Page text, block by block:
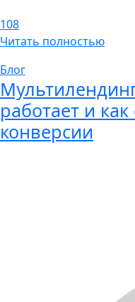
108
Читать полностью
Блог
работает и
конверсии